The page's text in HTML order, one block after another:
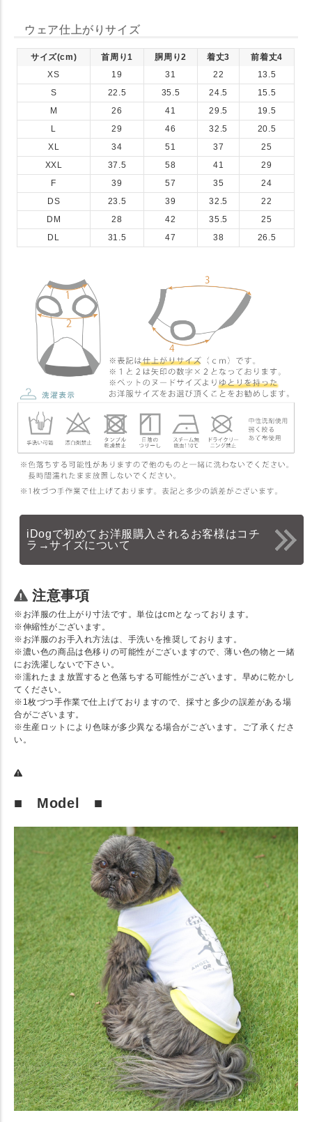
ウェア仕上がりサイズ
サイズ(cm) 首周り1 胴周り2 着丈3
前着丈4
XS
19 31 22
13.5
S
22.5 35.5 24.5
15.5
M
26 41 29.5
19.5
L
29 46 32.5
20.5
XL
34 51 37
25
XXL
37.5 58 41
29
F
39 57 35
24
DS
23.5 39 32.5
22
DM
28 42 35.5
25
DL
31.5 47 38 26.5
iDogで初めてお洋服購入されるお客様はコチ
ラ→サイズについて
注意事項
※お洋服の仕上がり寸法です。単位はcmとなっております。
※伸縮性がございます。
※お洋服のお手入れ方法は、手洗いを推奨しております。
※濃い色の商品は色移りの可能性がございますので、薄い色の物と一緒
にお洗濯しないで下さい。
※濡れたまま放置すると色落ちする可能性がございます。早めに乾かし
てください。
※1枚づつ手作業で仕上げておりますので、採寸と多少の誤差がある場
合がございます。
※生産ロットにより色味が多少異なる場合がございます。ご了承くださ
い。
■ Model ■